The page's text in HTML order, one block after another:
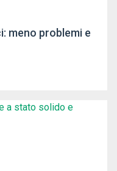
meno problemi e